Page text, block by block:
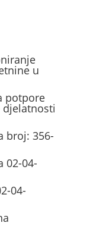
u
potpore
broj: 356-
02-04-
04-